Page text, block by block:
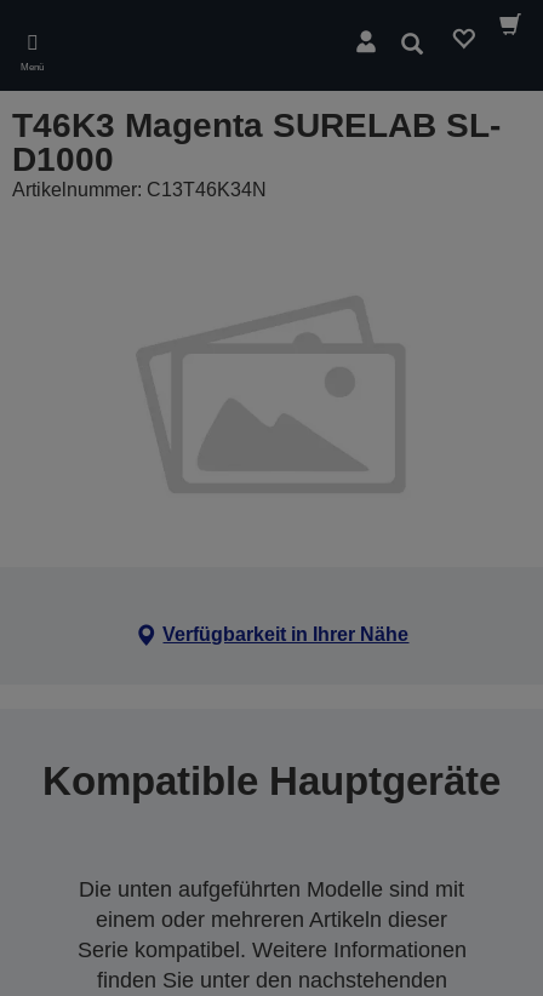
main
content
Menü
Suchen
T46K3 Magenta SURELAB SL-
D1000
Artikelnummer: C13T46K34N
Verfügbarkeit in Ihrer Nähe
Kompatible Hauptgeräte
Die unten aufgeführten Modelle sind mit
einem oder mehreren Artikeln dieser
Serie kompatibel. Weitere Informationen
finden Sie unter den nachstehenden